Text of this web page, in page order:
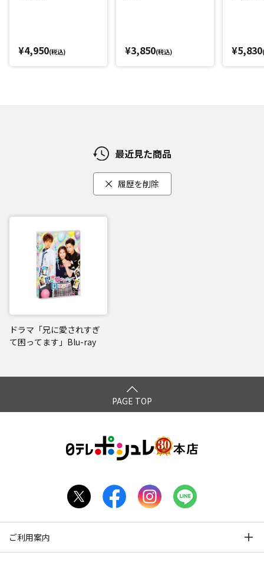
¥4,950(税込) ¥3,850(税込) ¥5,830
最近見た商品
履歴を削除
ドラマ「兄に愛されすぎ
て困ってます」Blu-ray
PAGE TOP
ご利用案内